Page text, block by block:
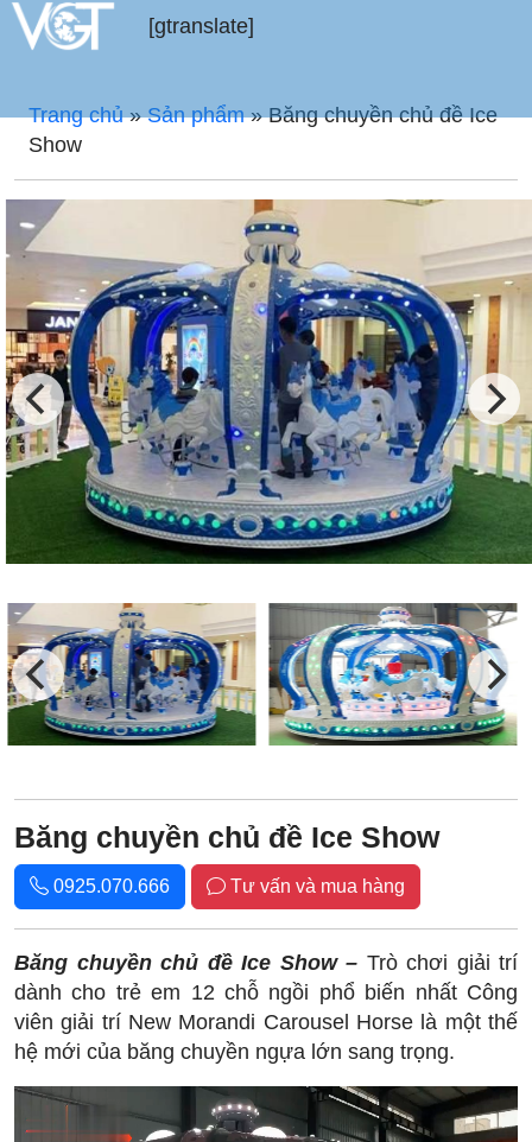
[gtranslate]
Trang chủ»Sản phẩm»Băng chuyền chủ đề Ice
Show
Băng chuyền chủ đề Ice Show
0925.070.666 Tư vấn và mua hàng
Băng chuyền chủ đề Ice Show – Trò chơi giải trí
dành cho trẻ em 12 chỗ ngồi phổ biến nhất Công
viên giải trí New Morandi Carousel Horse là một thế
hệ mới của băng chuyền ngựa lớn sang trọng.
Trình
chơi